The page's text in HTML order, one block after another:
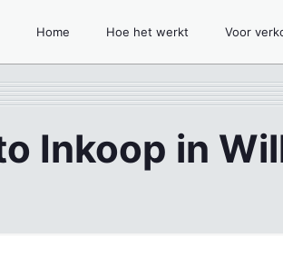
Home Hoe het werkt Voor
Inkoop in